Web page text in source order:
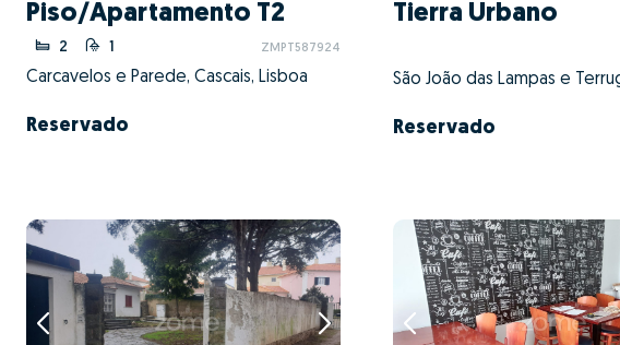
Piso/Apartamento T2
2 1 ZMPT587924
Carcavelos e Parede, Cascais, Lisboa
Reservado
Tierra Urbano
Reservado